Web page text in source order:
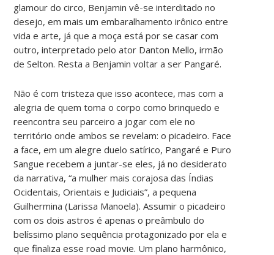
glamour do circo, Benjamin vê-se interditado no
desejo, em mais um embaralhamento irônico entre
vida e arte, já que a moça está por se casar com
outro, interpretado pelo ator Danton Mello, irmão
de Selton. Resta a Benjamin voltar a ser Pangaré.
Não é com tristeza que isso acontece, mas com a
alegria de quem toma o corpo como brinquedo e
reencontra seu parceiro a jogar com ele no
território onde ambos se revelam: o picadeiro. Face
a face, em um alegre duelo satírico, Pangaré e Puro
Sangue recebem a juntar-se eles, já no desiderato
da narrativa, “a mulher mais corajosa das Índias
Ocidentais, Orientais e Judiciais”, a pequena
Guilhermina (Larissa Manoela). Assumir o picadeiro
com os dois astros é apenas o preâmbulo do
belíssimo plano sequência protagonizado por ela e
que finaliza esse road movie. Um plano harmônico,